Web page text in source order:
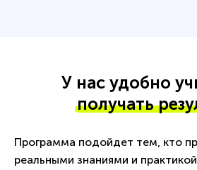
У нас удобно
получать
Программа подойдет тем, кто
реальными знаниями и